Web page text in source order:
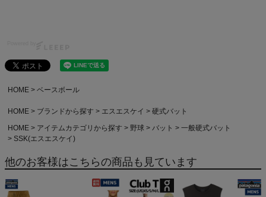
HOME ベースボール
HOME ブランドから探す エスエスケイ
硬式バット
HOME
アイテムカテゴリから探す 野球 バット
一般硬式バット
SSK(エスエスケイ)
他のお客様はこちらの商品も見ています